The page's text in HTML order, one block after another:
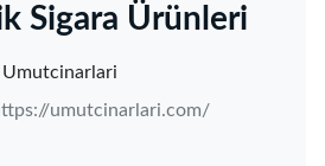
Sigara Ürünleri‌
Umutcinarlari
umutcinarlari.com/